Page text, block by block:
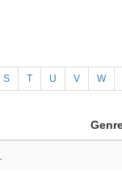
S T U V W